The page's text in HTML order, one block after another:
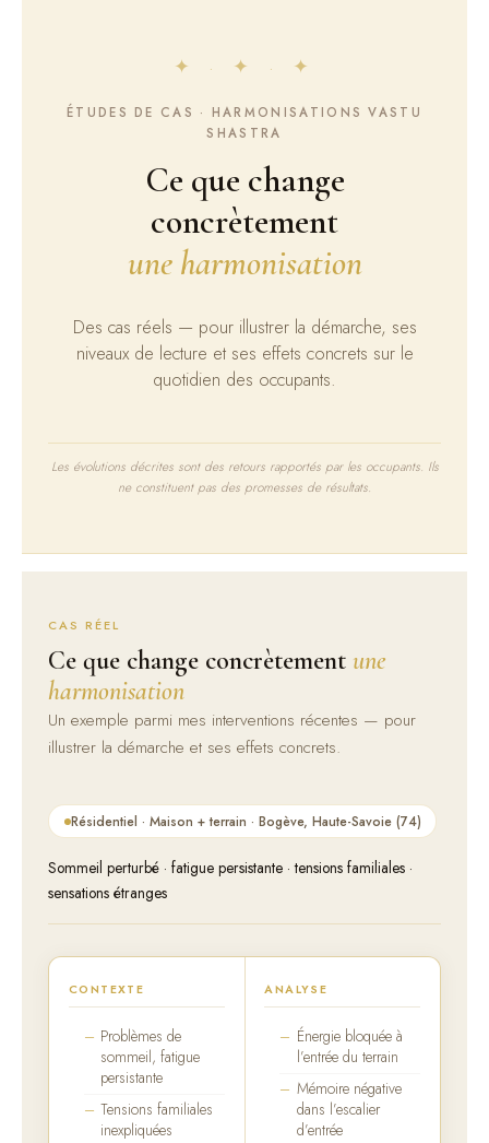
✦ · ✦ · ✦
ÉTUDES DE CAS · HARMONISATIONS VASTU
SHASTRA
Ce que change
concrètement
une harmonisation
Des cas réels — pour illustrer la démarche, ses
niveaux de lecture et ses effets concrets sur le
quotidien des occupants.
Les évolutions décrites sont des retours rapportés par les occupants. Ils
ne constituent pas des promesses de résultats.
CAS RÉEL
Ce que change concrètement une
harmonisation
Un exemple parmi mes interventions récentes — pour
illustrer la démarche et ses effets concrets.
Résidentiel · Maison + terrain · Bogève, Haute-Savoie (74)
Sommeil perturbé · fatigue persistante · tensions familiales ·
sensations étranges
CONTEXTE
Problèmes de
sommeil, fatigue
persistante
Tensions familiales
inexpliquées
ANALYSE
Énergie bloquée à
l’entrée du terrain
Mémoire négative
dans l’escalier
d’entrée